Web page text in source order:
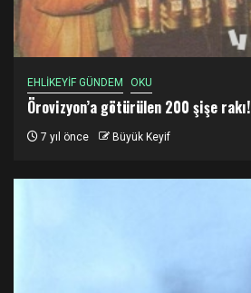
EHLİKEYİF GÜNDEM OKU
Örovizyon’a götürülen 200 şişe rakı!
7 yıl önce Büyük Keyif